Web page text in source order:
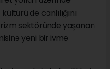
de canlılığını
sektöründe yaşanan
yeni bir ivme